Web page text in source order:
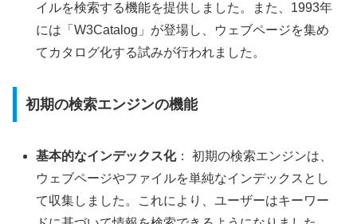
イルを検索する機能を提供しました。また、1993年
には「W3Catalog」が登場し、ウェブページを集め
てカタログ化する試みが行われました。
初期の検索エンジンの機能
基本的なインデックス化： 初期の検索エンジンは、
ウェブページやファイルを単純なインデックスとし
て収集しました。これにより、ユーザーはキーワー